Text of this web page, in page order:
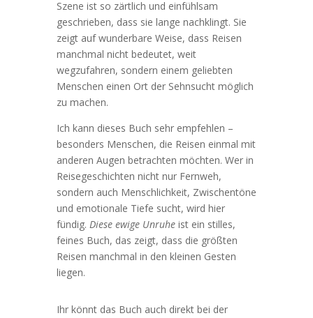
Szene ist so zärtlich und einfühlsam
geschrieben, dass sie lange nachklingt. Sie
zeigt auf wunderbare Weise, dass Reisen
manchmal nicht bedeutet, weit
wegzufahren, sondern einem geliebten
Menschen einen Ort der Sehnsucht möglich
zu machen.
Ich kann dieses Buch sehr empfehlen –
besonders Menschen, die Reisen einmal mit
anderen Augen betrachten möchten. Wer in
Reisegeschichten nicht nur Fernweh,
sondern auch Menschlichkeit, Zwischentöne
und emotionale Tiefe sucht, wird hier
fündig. Diese ewige Unruheist ein stilles,
feines Buch, das zeigt, dass die größten
Reisen manchmal in den kleinen Gesten
liegen.
Ihr könnt das Buch auch direkt bei der